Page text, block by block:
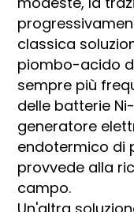
classica
piombo-acido
sempre più
delle batterie
generatore
endotermico di
provvede alla
campo.